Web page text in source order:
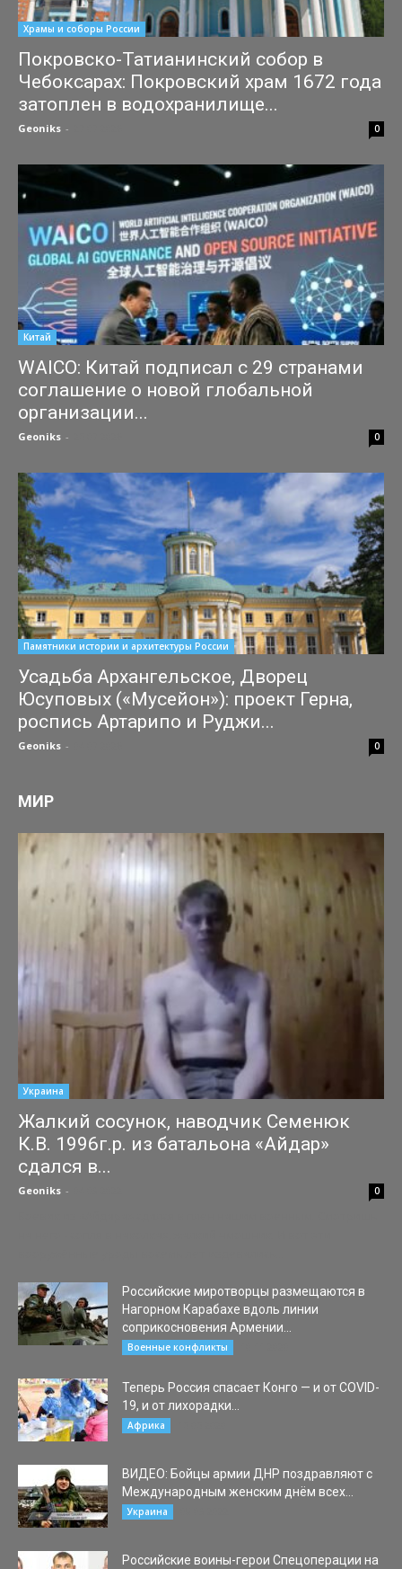
Храмы и соборы России
Покровско-Татианинский собор в
Чебоксарах: Покровский храм 1672 года
затоплен в водохранилище...
Geoniks - 0
Китай
WAICO: Китай подписал с 29 странами
соглашение о новой глобальной
организации...
Geoniks - 0
Памятники истории и архитектуры России
Усадьба Архангельское, Дворец
Юсуповых («Мусейон»): проект Герна,
роспись Артарипо и Руджи...
Geoniks - 0
МИР
Украина
Жалкий сосунок, наводчик Семенюк
К.В. 1996г.р. из батальона «Айдар»
сдался в...
Geoniks - 0
Российские миротворцы размещаются в
Нагорном Карабахе вдоль линии
соприкосновения Армении...
Военные конфликты
Теперь Россия спасает Конго — и от COVID-
19, и от лихорадки...
Африка
ВИДЕО: Бойцы армии ДНР поздравляют с
Международным женским днём всех...
Украина
Российские воины-герои Спецоперации на